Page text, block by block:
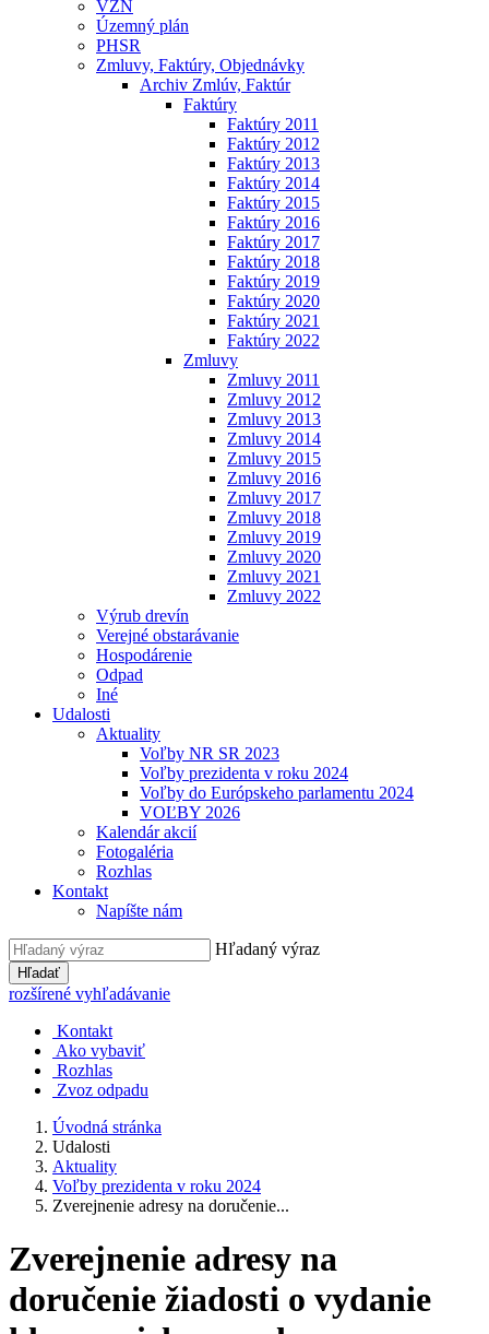
VZN
Územný plán
PHSR
Zmluvy, Faktúry, Objednávky
Archiv Zmlúv, Faktúr
Faktúry
Faktúry 2011
Faktúry 2012
Faktúry 2013
Faktúry 2014
Faktúry 2015
Faktúry 2016
Faktúry 2017
Faktúry 2018
Faktúry 2019
Faktúry 2020
Faktúry 2021
Faktúry 2022
Zmluvy
Zmluvy 2011
Zmluvy 2012
Zmluvy 2013
Zmluvy 2014
Zmluvy 2015
Zmluvy 2016
Zmluvy 2017
Zmluvy 2018
Zmluvy 2019
Zmluvy 2020
Zmluvy 2021
Zmluvy 2022
Výrub drevín
Verejné obstarávanie
Hospodárenie
Odpad
Iné
Udalosti
Aktuality
Voľby NR SR 2023
Voľby prezidenta v roku 2024
Voľby do Európskeho parlamentu 2024
VOĽBY 2026
Kalendár akcií
Fotogaléria
Rozhlas
Kontakt
Napíšte nám
Hľadaný výraz
Hľadať
rozšírené vyhľadávanie
Kontakt
Ako vybaviť
Rozhlas
Zvoz odpadu
Úvodná stránka
Udalosti
Aktuality
Voľby prezidenta v roku 2024
Zverejnenie adresy na doručenie...
Zverejnenie adresy na
doručenie žiadosti o vydanie